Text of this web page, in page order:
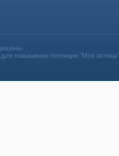
для повышения потенции “Моя